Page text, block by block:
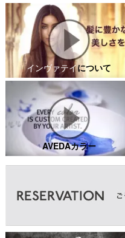
インヴァテイについて
AVEDAカラー